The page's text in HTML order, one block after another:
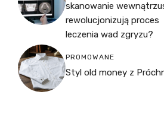
skanowanie
rewolucjonizują proces
leczenia wad zgryzu?
PROMOWANE
Styl old money z